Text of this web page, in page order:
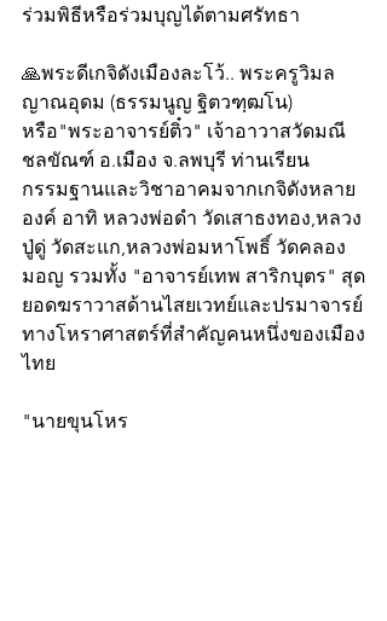
ร่วมพิธีหรือร่วมบุญได้ตามศรัทธา
🙏พระดีเกจิดังเมืองละโว้.. พระครูวิมล
ญาณอุดม (ธรรมนูญ ฐิตวฑฺฒโน)
หรือ"พระอาจารย์ติ๋ว" เจ้าอาวาสวัดมณี
ชลขัณฑ์ อ.เมือง จ.ลพบุรี ท่านเรียน
กรรมฐานและวิชาอาคมจากเกจิดังหลาย
องค์ อาทิ หลวงพ่อดำ วัดเสาธงทอง,หลวง
ปู่ดู่ วัดสะแก,หลวงพ่อมหาโพธิ์ วัดคลอง
มอญ รวมทั้ง "อาจารย์เทพ สาริกบุตร" สุด
ยอดฆราวาสด้านไสยเวทย์และปรมาจารย์
ทางโหราศาสตร์ที่สำคัญคนหนึ่งของเมือง
ไทย
"นายขุนโหร